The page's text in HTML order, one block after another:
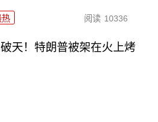
热 阅读 10336
天！特朗普被架在火上烤